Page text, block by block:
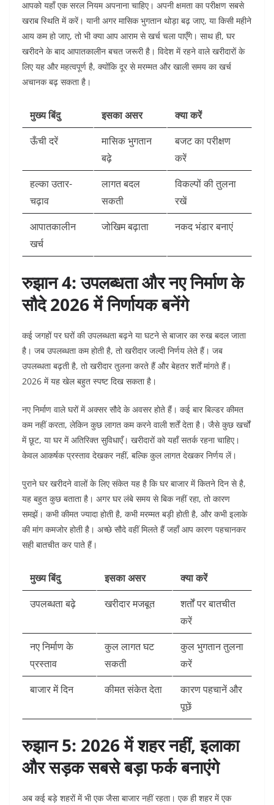
आपको यहाँ एक सरल नियम अपनाना चाहिए। अपनी क्षमता का परीक्षण सबसे
खराब स्थिति में करें। यानी अगर मासिक भुगतान थोड़ा बढ़ जाए, या किसी महीने
आय कम हो जाए, तो भी क्या आप आराम से खर्च चला पाएँगे। साथ ही, घर
खरीदने के बाद आपातकालीन बचत जरूरी है। विदेश में रहने वाले खरीदारों के
लिए यह और महत्वपूर्ण है, क्योंकि दूर से मरम्मत और खाली समय का खर्च
अचानक बढ़ सकता है।
मुख्य बिंदु इसका असर
क्या करें
ऊँची दरें
मासिक भुगतान
बढ़े
बजट का परीक्षण
करें
हल्का उतार-
चढ़ाव
लागत बदल
सकती
विकल्पों की तुलना
रखें
आपातकालीन
खर्च
जोखिम बढ़ाता नकद भंडार बनाएं
रुझान 4: उपलब्धता और नए निर्माण के
सौदे 2026 में निर्णायक बनेंगे
कई जगहों पर घरों की उपलब्धता बढ़ने या घटने से बाजार का रुख बदल जाता
है। जब उपलब्धता कम होती है, तो खरीदार जल्दी निर्णय लेते हैं। जब
उपलब्धता बढ़ती है, तो खरीदार तुलना करते हैं और बेहतर शर्तें मांगते हैं।
2026 में यह खेल बहुत स्पष्ट दिख सकता है।
नए निर्माण वाले घरों में अक्सर सौदे के अवसर होते हैं। कई बार बिल्डर कीमत
कम नहीं करता, लेकिन कुछ लागत कम करने वाली शर्तें देता है। जैसे कुछ खर्चों
में छूट, या घर में अतिरिक्त सुविधाएँ। खरीदारों को यहाँ सतर्क रहना चाहिए।
केवल आकर्षक प्रस्ताव देखकर नहीं, बल्कि कुल लागत देखकर निर्णय लें।
पुराने घर खरीदने वालों के लिए संकेत यह है कि घर बाजार में कितने दिन से है,
यह बहुत कुछ बताता है। अगर घर लंबे समय से बिक नहीं रहा, तो कारण
समझें। कभी कीमत ज्यादा होती है, कभी मरम्मत बड़ी होती है, और कभी इलाके
की मांग कमजोर होती है। अच्छे सौदे वहीं मिलते हैं जहाँ आप कारण पहचानकर
सही बातचीत कर पाते हैं।
मुख्य बिंदु इसका असर
क्या करें
उपलब्धता बढ़े
खरीदार मजबूत
शर्तों पर बातचीत
करें
नए निर्माण के
प्रस्ताव
कुल लागत घट
सकती
कुल भुगतान तुलना
करें
बाजार में दिन
कीमत संकेत देता
कारण पहचानें और
पूछें
रुझान 5: 2026 में शहर नहीं, इलाका
और सड़क सबसे बड़ा फर्क बनाएंगे
अब कई बड़े शहरों में भी एक जैसा बाजार नहीं रहता। एक ही शहर में एक